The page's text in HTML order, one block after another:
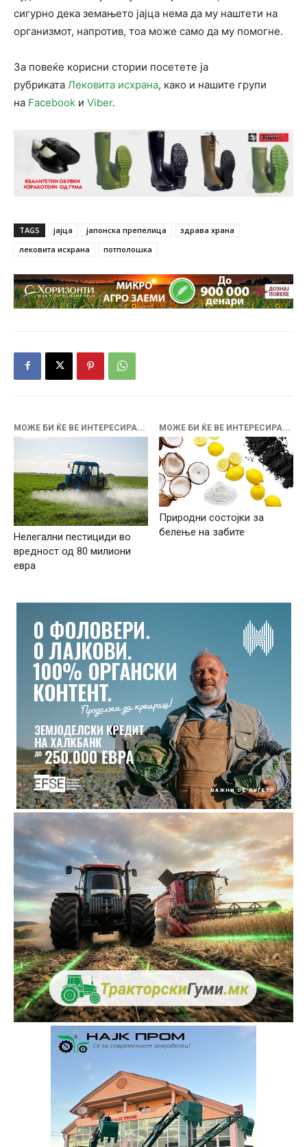
сигурно дека земањето јајца нема да му наштети на
организмот, напротив, тоа може само да му помогне.
За повеќе корисни стории посетете ја
рубриката Лековита исхрана, како и нашите групи
на Facebook и Viber.
TAGS јајца јапонска препелица
здрава храна
лековита исхрана
потполошка
МОЖЕ БИ ЌЕ ВЕ ИНТЕРЕСИРА...
Нелегални пестициди во
вредност од 80 милиони
евра
МОЖЕ БИ ЌЕ ВЕ ИНТЕРЕСИРА...
Природни состојки за
белење на забите